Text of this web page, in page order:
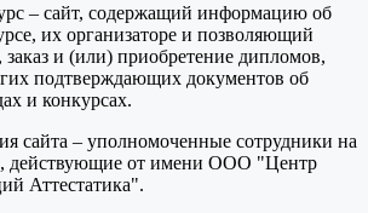
– сайт, содержащий информацию об
их организаторе и позволяющий
и (или) приобретение дипломов,
подтверждающих документов об
и конкурсах.
сайта – уполномоченные сотрудники на
действующие от имени ООО "Центр
Аттестатика".